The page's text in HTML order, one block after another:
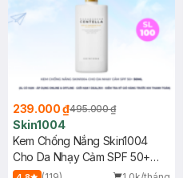
239.000 ₫495.000 ₫
Skin1004
Kem Chống Nắng Skin1004
Cho Da Nhạy Cảm SPF 50+
50ml